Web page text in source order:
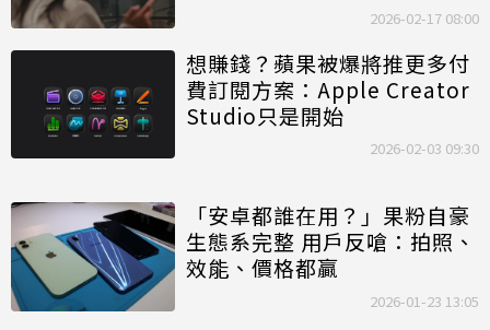
2026-02-17 08:00
想賺錢？蘋果被爆將推更多付
費訂閱方案：Apple Creator
Studio只是開始
2026-02-03 09:30
「安卓都誰在用？」果粉自豪
生態系完整 用戶反嗆：拍照、
效能、價格都贏
2026-01-23 13:05